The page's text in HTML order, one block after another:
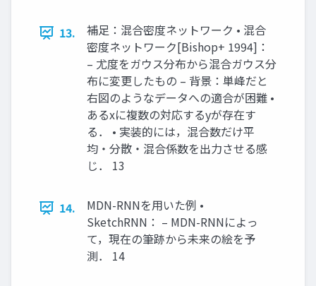
13.
補足：混合密度ネットワーク • 混合
密度ネットワーク[Bishop+ 1994]：
– 尤度をガウス分布から混合ガウス分
布に変更したもの – 背景：単峰だと
右図のようなデータへの適合が困難 •
あるxに複数の対応するyが存在す
る． • 実装的には，混合数だけ平
均・分散・混合係数を出力させる感
じ． 13
14.
MDN-RNNを用いた例 •
SketchRNN： – MDN-RNNによっ
て，現在の筆跡から未来の絵を予
測． 14